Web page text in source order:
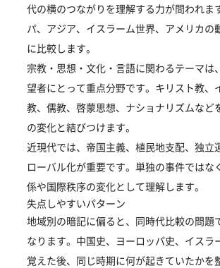
代の横のつながりを理解する力が問われま
パ、アジア、イスラーム世界、アメリカの
に比較します。
宗教・思想・文化・言語に関わるテーマは
望者にとって重点分野です。キリスト教、
教、儒教、啓蒙思想、ナショナリズムなど
の変化と結びつけます。
近現代では、帝国主義、植民地支配、独立
ローバル化が重要です。単独の事件ではな
係や国際秩序の変化として理解します。
失点しやすいパターン
地域別の暗記に偏ると、同時代比較の問題
なります。中国史、ヨーロッパ史、イスラ
覚えた後、同じ時期に何が起きていたかを